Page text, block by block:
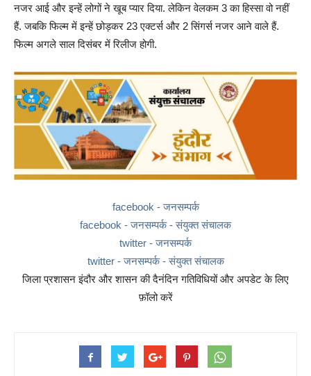
नजर आई और इन्हें लोगों ने खूब प्यार दिया. लेकिन वेलकम 3 का हिस्सा वो नहीं
हैं. जबकि फिल्म में इन्हें छोड़कर 23 एक्टर्स और 2 सिंगर्स नजर आने वाले हैं.
फिल्म अगले साल दिसंबर में रिलीज होगी.
facebook - जनसम्पर्क
facebook - जनसम्पर्क - संयुक्त संचालक
twitter - जनसम्पर्क
twitter - जनसम्पर्क - संयुक्त संचालक
जिला प्रशासन इंदौर और शासन की दैनंदिन गतिविधियों और अपडेट के लिए
फ़ॉलो करें